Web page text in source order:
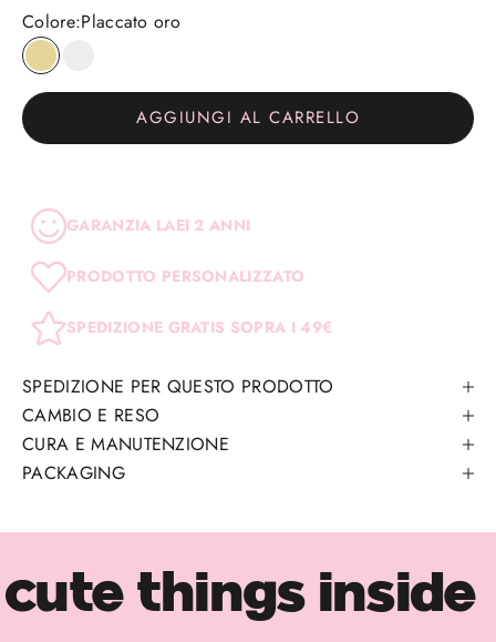
Colore:Placcato oro
Placcato oro
AGGIUNGI AL CARRELLO
GARANZIA LAEI 2 ANNI
PRODOTTO PERSONALIZZATO
SPEDIZIONE GRATIS SOPRA I 49€
SPEDIZIONE PER QUESTO PRODOTTO
CAMBIO E RESO
CURA E MANUTENZIONE
PACKAGING
cute things inside